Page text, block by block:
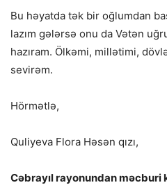
Bu həyatda tək bir oğlumdan
lazım gələrsə onu da Vətən
hazıram. Ölkəmi, millətimi,
sevirəm.
Hörmətlə,
Quliyeva Flora Həsən qızı,
Cəbrayıl rayonundan məcburi